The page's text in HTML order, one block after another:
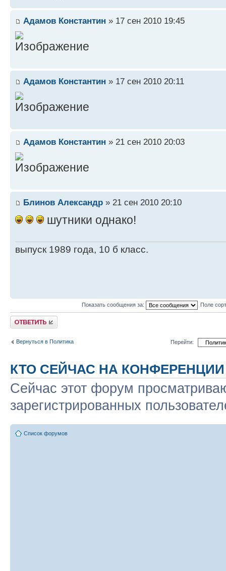
Адамов Константин » 17 сен 2010 19:45
Адамов Константин » 17 сен 2010 20:11
Адамов Константин » 21 сен 2010 20:03
Блинов Александр » 21 сен 2010 20:10
шутники однако!
выпуск 1989 года, 10 б класс.
Показать сообщения за: Поле
Ответить
Вернуться в Политика Перейти:
КТО СЕЙЧАС НА КОНФЕРЕНЦИИ
Сейчас этот форум
зарегистрированных
Список форумов